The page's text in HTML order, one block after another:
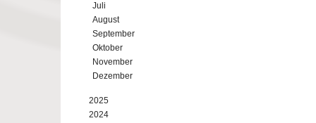
Juli
August
September
Oktober
November
Dezember
2025
2024